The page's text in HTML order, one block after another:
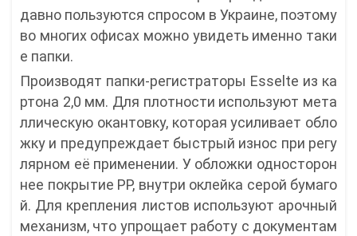
давно пользуются спросом в Украине, поэтому
во многих офисах можно увидеть именно таки
е папки.
Производят папки-регистраторы Esselte из ка
ртона 2,0 мм. Для плотности используют мета
ллическую окантовку, которая усиливает обло
жку и предупреждает быстрый износ при регу
лярном её применении. У обложки односторон
нее покрытие РР, внутри оклейка серой бумаго
й. Для крепления листов используют арочный
механизм, что упрощает работу с документам